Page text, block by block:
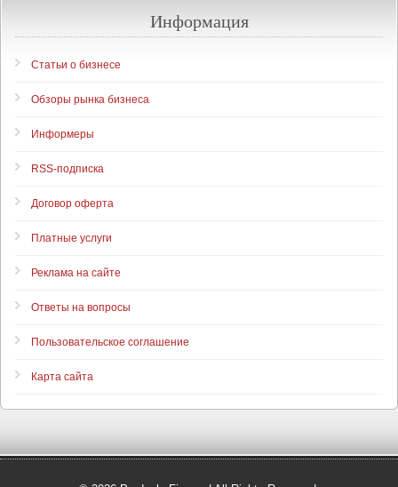
Информация
Статьи о бизнесе
Обзоры рынка бизнеса
Информеры
RSS-подписка
Договор оферта
Платные услуги
Реклама на сайте
Ответы на вопросы
Пользовательское соглашение
Карта сайта